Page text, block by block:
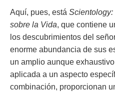
Aquí, pues, está Scientology:
sobre la Vida, que contiene
los descubrimientos del
enorme abundancia de sus
un amplio aunque
aplicada a un aspecto
combinación, proporcionan